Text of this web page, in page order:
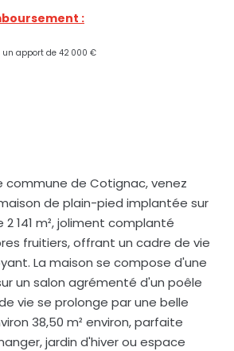
:
un apport de 42 000 €
commune de Cotignac, venez
de plain-pied implantée sur
141 m², joliment complanté
fruitiers, offrant un cadre de vie
La maison se compose d'une
un salon agrémenté d'un poêle
vie se prolonge par une belle
38,50 m² environ, parfaite
jardin d'hiver ou espace